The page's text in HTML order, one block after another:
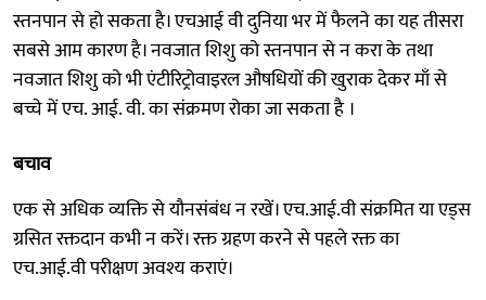
स्तनपान से हो सकता है। एचआई वी दुनिया भर में फैलने का यह तीसरा
सबसे आम कारण है। नवजात शिशु को स्तनपान से न करा के तथा
नवजात शिशु को भी एंटीरिट्रोवाइरल औषधियों की खुराक देकर माँ से
बच्चे में एच. आई. वी. का संक्रमण रोका जा सकता है ।
बचाव
एक से अधिक व्यक्ति से यौनसंबंध न रखें। एच.आई.वी संक्रमित या एड्स
ग्रसित रक्तदान कभी न करें। रक्त ग्रहण करने से पहले रक्त का
एच.आई.वी परीक्षण अवश्य कराएं।